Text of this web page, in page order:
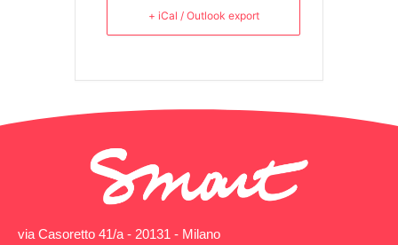
+ iCal / Outlook export
via Casoretto 41/a - 20131 - Milano